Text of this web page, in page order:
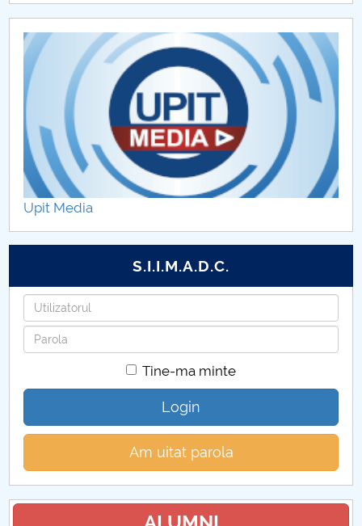
Upit Media
S.I.I.M.A.D.C.
Utilizatorul
Parola
Tine-ma minte
Login
Am uitat parola